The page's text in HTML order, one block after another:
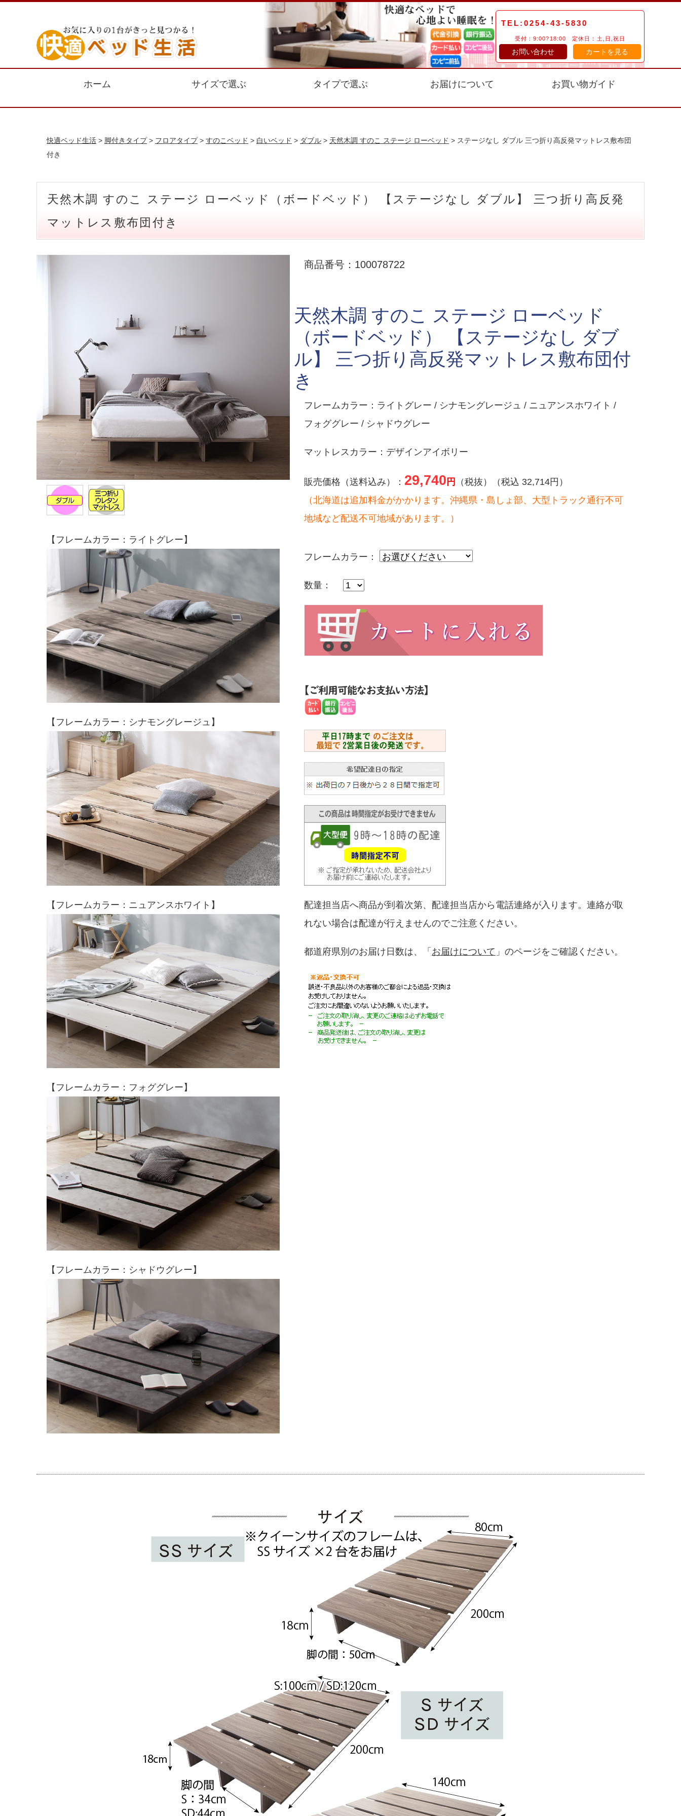
TEL:0254-43-5830
受付：9:00?18:00 定休日：土,日,祝日
お問い合わせ カートを見る
ホーム サイズで選ぶ タイプで選ぶ お届けについて お買い物ガイド
快適ベッド生活 > 脚付きタイプ> フロアタイプ> すのこベッド > 白いベッド > ダブル > 天然木調 すのこ ステージ ローベッド > ステージなし ダブル 三つ折り高反発マットレス敷布団
付き
天然木調 すのこ ステージ ローベッド（ボードベッド） 【ステージなし ダブル】 三つ折り高反発
マットレス敷布団付き
【フレームカラー：ライトグレー】
【フレームカラー：シナモングレージュ】
【フレームカラー：ニュアンスホワイト】
【フレームカラー：フォググレー】
【フレームカラー：シャドウグレー】
商品番号：100078722
天然木調 すのこ ステージ ローベッド
（ボードベッド） 【ステージなし ダブ
ル】 三つ折り高反発マットレス敷布団付
き
フレームカラー：ライトグレー / シナモングレージュ / ニュアンスホワイト /
フォググレー / シャドウグレー
マットレスカラー：デザインアイボリー
販売価格（送料込み）： 29,740 円
（税抜）（税込 32,714円）
（北海道は追加料金がかかります。沖縄県・島しょ部、大型トラック通行不可
地域など配送不可地域があります。）
フレームカラー：
数量：
配達担当店へ商品が到着次第、配達担当店から電話連絡が入ります。連絡が取
れない場合は配達が行えませんのでご注意ください。
都道府県別のお届け日数は、「 お届けについて 」のページをご確認ください。